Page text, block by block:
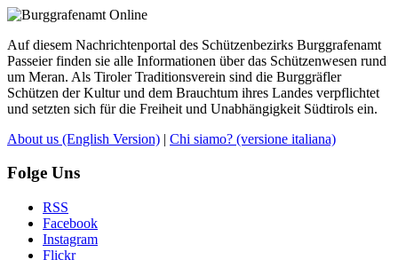
Auf diesem Nachrichtenportal des Schützenbezirks Burggrafenamt
Passeier finden sie alle Informationen über das Schützenwesen rund
um Meran. Als Tiroler Traditionsverein sind die Burggräfler
Schützen der Kultur und dem Brauchtum ihres Landes verpflichtet
und setzten sich für die Freiheit und Unabhängigkeit Südtirols ein.
About us (English Version) | Chi siamo? (versione italiana)
Folge Uns
RSS
Facebook
Instagram
Flickr